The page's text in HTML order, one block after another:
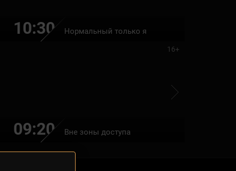
10:30 Нормальный только я
16+
09:20 Вне зоны доступа